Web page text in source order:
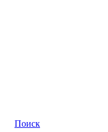
Поиск